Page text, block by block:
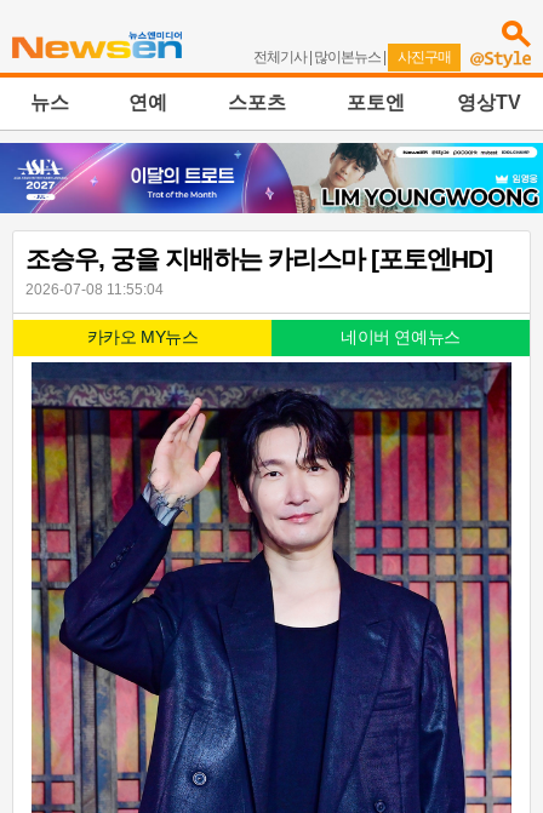
전체기사| 많이본뉴스 | 사진구매
뉴스 연예 스포츠 포토엔 영상TV
조승우, 궁을 지배하는 카리스마 [포토엔HD]
2026-07-08 11:55:04
카카오 MY뉴스 네이버 연예뉴스